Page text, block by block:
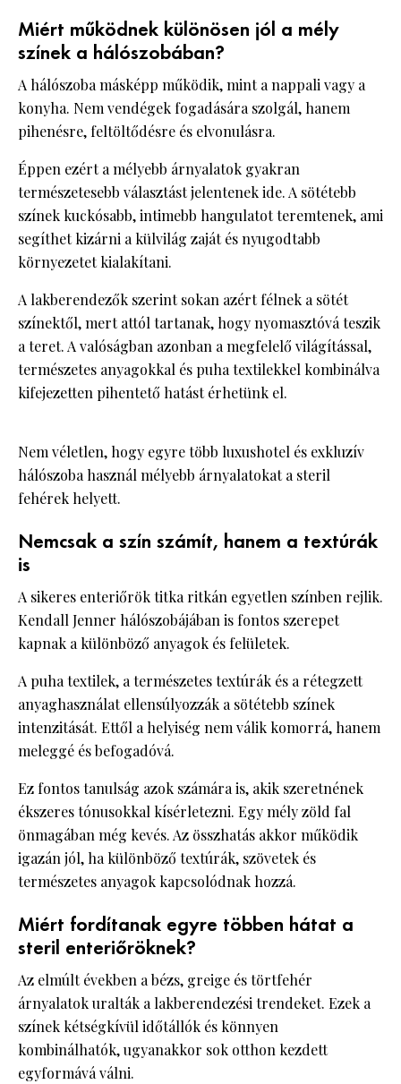
Miért működnek különösen jól a mély
színek a hálószobában?
A hálószoba másképp működik, mint a nappali vagy a
konyha. Nem vendégek fogadására szolgál, hanem
pihenésre, feltöltődésre és elvonulásra.
Éppen ezért a mélyebb árnyalatok gyakran
természetesebb választást jelentenek ide. A sötétebb
színek kuckósabb, intimebb hangulatot teremtenek, ami
segíthet kizárni a külvilág zaját és nyugodtabb
környezetet kialakítani.
A lakberendezők szerint sokan azért félnek a sötét
színektől, mert attól tartanak, hogy nyomasztóvá teszik
a teret. A valóságban azonban a megfelelő világítással,
természetes anyagokkal és puha textilekkel kombinálva
kifejezetten pihentető hatást érhetünk el.
Nem véletlen, hogy egyre több luxushotel és exkluzív
hálószoba használ mélyebb árnyalatokat a steril
fehérek helyett.
Nemcsak a szín számít, hanem a textúrák
is
A sikeres enteriőrök titka ritkán egyetlen színben rejlik.
Kendall Jenner hálószobájában is fontos szerepet
kapnak a különböző anyagok és felületek.
A puha textilek, a természetes textúrák és a rétegzett
anyaghasználat ellensúlyozzák a sötétebb színek
intenzitását. Ettől a helyiség nem válik komorrá, hanem
meleggé és befogadóvá.
Ez fontos tanulság azok számára is, akik szeretnének
ékszeres tónusokkal kísérletezni. Egy mély zöld fal
önmagában még kevés. Az összhatás akkor működik
igazán jól, ha különböző textúrák, szövetek és
természetes anyagok kapcsolódnak hozzá.
Miért fordítanak egyre többen hátat a
steril enteriőröknek?
Az elmúlt években a bézs, greige és törtfehér
árnyalatok uralták a lakberendezési trendeket. Ezek a
színek kétségkívül időtállók és könnyen
kombinálhatók, ugyanakkor sok otthon kezdett
egyformává válni.